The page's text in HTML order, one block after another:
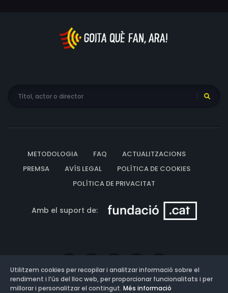
METODOLOGIA FAQ
ACTUALITZACIONS
PREMSA
AVÍS LEGAL
POLÍTICA DE COOKIES
POLÍTICA DE PRIVACITAT
Amb el suport de:
Utilitzem cookies per recopilar i analitzar informació sobre el
rendiment i l’ús del lloc web, per proporcionar funcionalitats i per
millorar i personalitzar el contingut. Més informació